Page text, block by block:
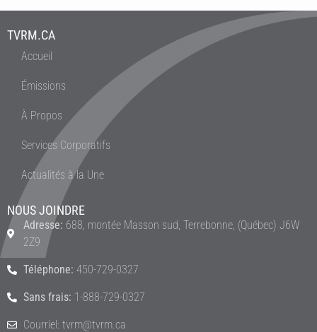
TVRM.CA
Accueil
Émissions
À Propos
Services Corporatifs
Actualités à la Une
NOUS JOINDRE
Adresse: 688, montée Masson sud, Terrebonne, (Québec) J6W
2Z9
Téléphone: 450-729-0327
Sans frais: 1-888-729-0327
Courriel: tvrm@tvrm.ca